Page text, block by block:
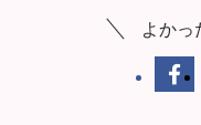
よかっ